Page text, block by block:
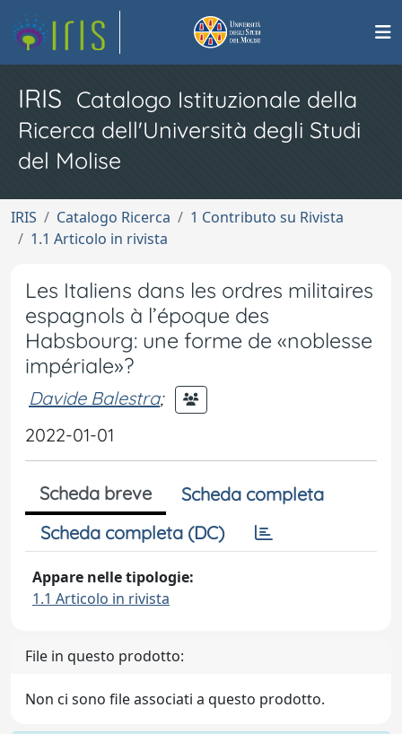
IRIS Catalogo Istituzionale della
Ricerca dell'Università degli Studi
del Molise
IRIS Catalogo Ricerca
1 Contributo su Rivista
1.1 Articolo in rivista
Les Italiens dans les ordres militaires
espagnols à l’époque des
Habsbourg: une forme de «noblesse
impériale»?
Davide Balestra;
2022-01-01
Scheda breve
Scheda completa
Scheda completa (DC)
Appare nelle tipologie:
1.1 Articolo in rivista
File in questo prodotto:
Non ci sono file associati a questo prodotto.